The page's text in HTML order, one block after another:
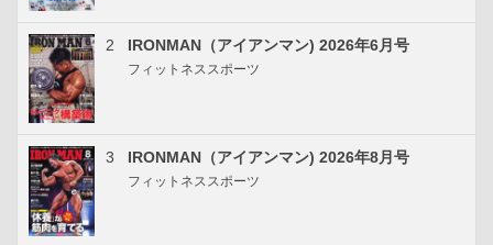
2 IRONMAN（アイアンマン) 2026年6月号
フィットネススポーツ
3 IRONMAN（アイアンマン) 2026年8月号
フィットネススポーツ